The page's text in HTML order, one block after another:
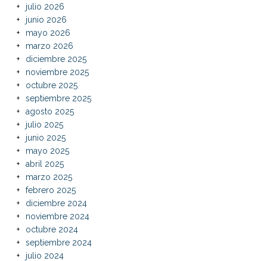
julio 2026
junio 2026
mayo 2026
marzo 2026
diciembre 2025
noviembre 2025
octubre 2025
septiembre 2025
agosto 2025
julio 2025
junio 2025
mayo 2025
abril 2025
marzo 2025
febrero 2025
diciembre 2024
noviembre 2024
octubre 2024
septiembre 2024
julio 2024